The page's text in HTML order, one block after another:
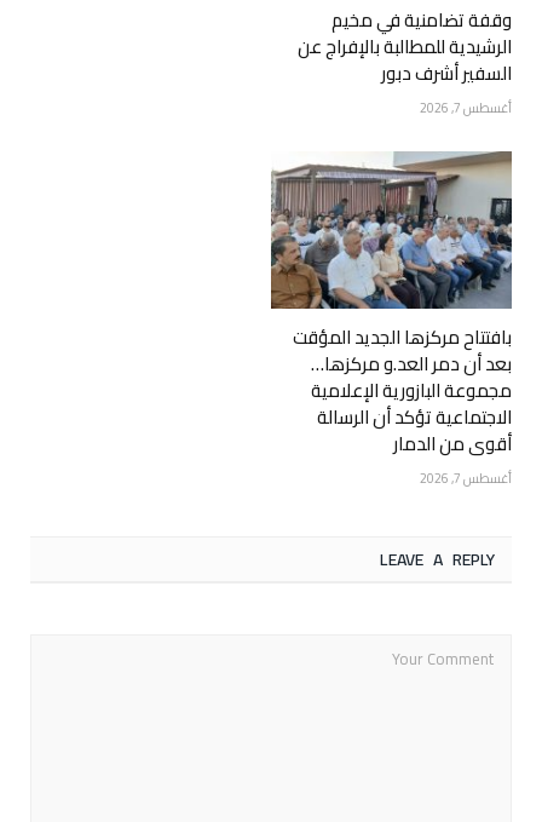
وقفة تضامنية في مخيم
الرشيدية للمطالبة بالإفراج عن
السفير أشرف دبور
أغسطس 7, 2026
بافتتاح مركزها الجديد المؤقت
بعد أن دمر العد.و مركزها…
مجموعة البازورية الإعلامية
الاجتماعية تؤكد أن الرسالة
أقوى من الدمار
أغسطس 7, 2026
LEAVE A REPLY